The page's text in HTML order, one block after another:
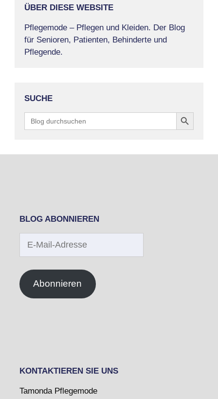
ÜBER DIESE WEBSITE
Pflegemode – Pflegen und Kleiden. Der Blog
für Senioren, Patienten, Behinderte und
Pflegende.
SUCHE
Search
for:
Search Button
BLOG ABONNIEREN
Mail-
Abonnieren
KONTAKTIEREN SIE UNS
Tamonda Pflegemode